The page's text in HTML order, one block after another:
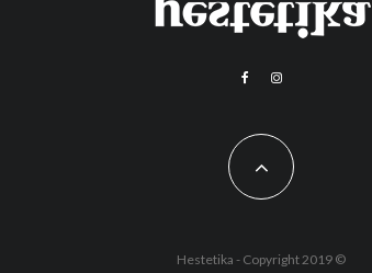
Hestetika - Copyright 2019 ©